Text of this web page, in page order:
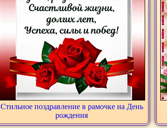
Стильное поздравление в рамочке на День
рождения